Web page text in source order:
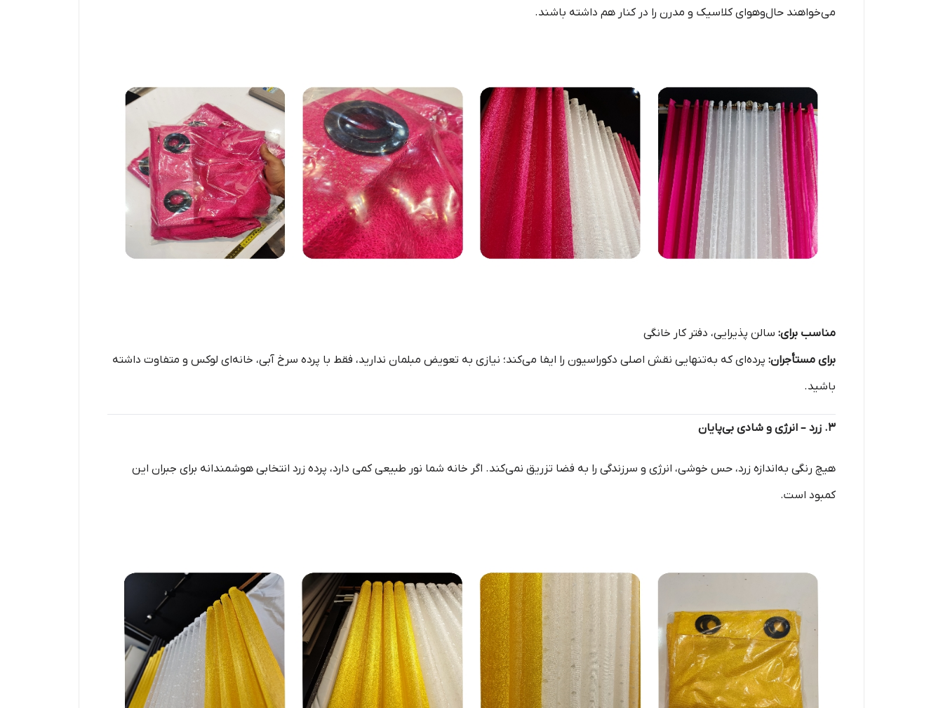
می‌خواهند حال‌وهوای کلاسیک و مدرن را در کنار هم داشته باشند.
مناسب برای: سالن پذیرایی، دفتر کار خانگی
برای مستأجران: پرده‌ای که به‌تنهایی نقش اصلی دکوراسیون را ایفا می‌کند؛ نیازی به تعویض مبلمان ندارید، فقط با پرده سرخ آبی، خانه‌ای لوکس و متفاوت داشته
باشید.
۳. زرد – انرژی و شادی بی‌پایان
هیچ رنگی به‌اندازه زرد، حس خوشی، انرژی و سرزندگی را به فضا تزریق نمی‌کند. اگر خانه شما نور طبیعی کمی دارد، پرده زرد انتخابی هوشمندانه برای جبران این
کمبود است.